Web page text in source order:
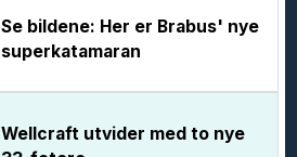
Se bildene: Her er Brabus' nye
superkatamaran
Wellcraft utvider med to nye